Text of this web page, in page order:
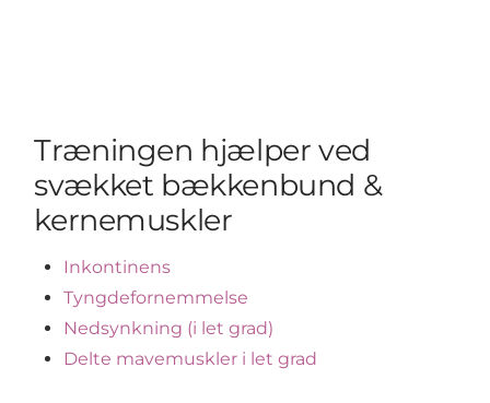
Træningen hjælper ved
svækket bækkenbund &
kernemuskler
Inkontinens
Tyngdefornemmelse
Nedsynkning (i let grad)
Delte mavemuskler i let grad